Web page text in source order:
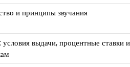
и принципы звучания
выдачи, процентные ставки и